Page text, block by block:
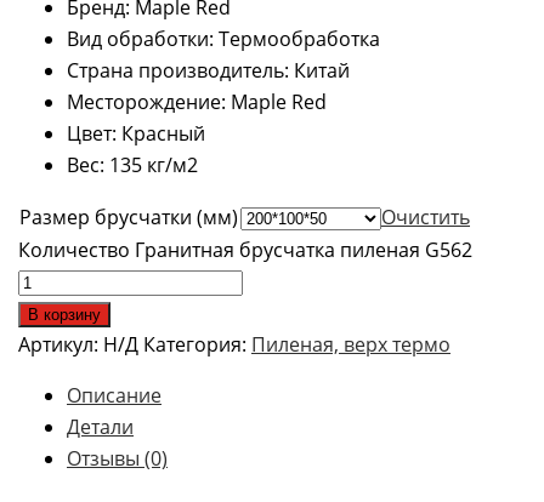
Бренд: Maple Red
Вид обработки: Термообработка
Страна производитель: Китай
Месторождение: Maple Red
Цвет: Красный
Вес: 135 кг/м2
Размер брусчатки (мм)
Очистить
Количество Гранитная брусчатка пиленая G562
В корзину
Артикул: Н/Д Категория: Пиленая, верх термо
Описание
Детали
Отзывы (0)